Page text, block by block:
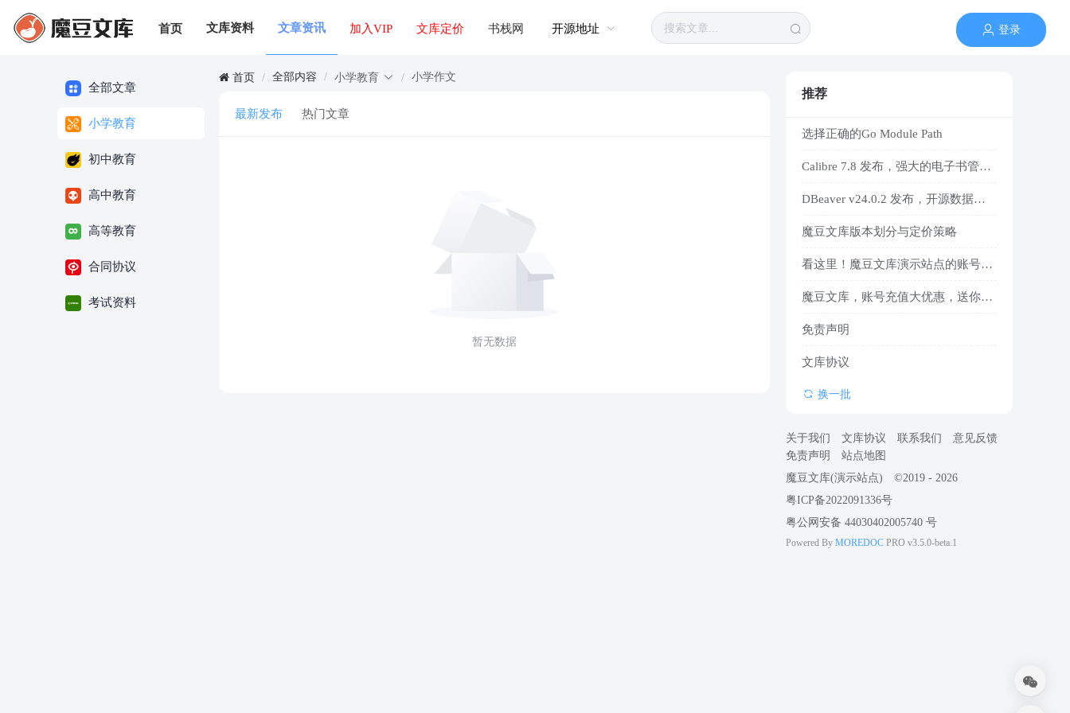
首页 文库资料 文章资讯 加入VIP 文库定价 书栈网 开源地址 登录
全部文章
小学教育
初中教育
高中教育
高等教育
合同协议
考试资料
首页 / 全部内容 / 小学教育 / 小学作文
最新发布 热门文章
暂无数据
推荐
选择正确的Go Module Path
Calibre 7.8 发布，强大的电子书管理与阅读工具
DBeaver v24.0.2 发布，开源数据库管理工具
魔豆文库版本划分与定价策略
看这里！魔豆文库演示站点的账号密码
魔豆文库，账号充值大优惠，送你一个小目标的魔豆积分
免责声明
文库协议
换一批
关于我们 文库协议 联系我们
意见反馈
免责声明
站点地图
魔豆文库(演示站点)
©2019 - 2026
粤ICP备2022091336号
粤公网安备 44030402005740 号
Powered By MOREDOCPRO v3.5.0-beta.1